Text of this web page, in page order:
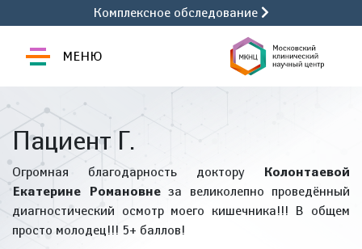
Комплексное обследование
МЕНЮ
Пациент Г.
Огромная благодарность доктору
Колонтаевой
Екатерине Романовнеза великолепно проведённый
диагностический осмотр моего кишечника!!! В общем
просто молодец!!! 5+ баллов!